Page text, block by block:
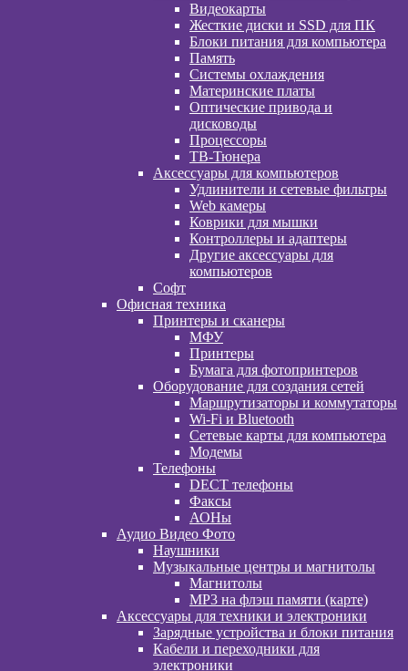
Видеокарты
Жесткие диски и SSD для ПК
Блоки питания для компьютера
Память
Системы охлаждения
Материнские платы
Оптические привода и
дисководы
Процессоры
ТВ-Тюнера
Аксессуары для компьютеров
Удлинители и сетевые фильтры
Web камеры
Коврики для мышки
Контроллеры и адаптеры
Другие аксессуары для
компьютеров
Софт
Офисная техника
Принтеры и сканеры
МФУ
Принтеры
Бумага для фотопринтеров
Оборудование для создания сетей
Маршрутизаторы и коммутаторы
Wi-Fi и Bluetooth
Сетевые карты для компьютера
Модемы
Телефоны
DECT телефоны
Факсы
АОНы
Аудио Видео Фото
Наушники
Музыкальные центры и магнитолы
Магнитолы
MP3 на флэш памяти (карте)
Аксессуары для техники и электроники
Зарядные устройства и блоки питания
Кабели и переходники для
электроники